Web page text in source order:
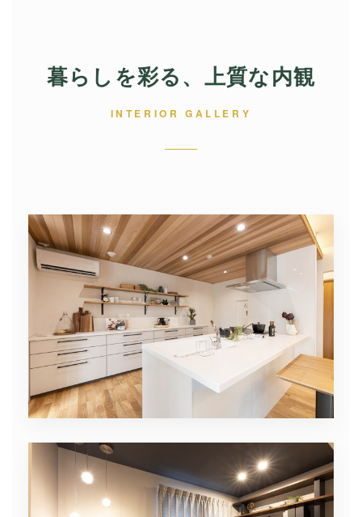
暮らしを彩る、上質な内観
INTERIOR GALLERY